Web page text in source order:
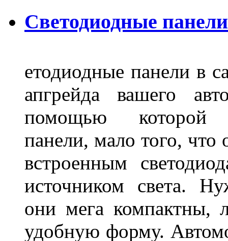
Светодиодные
етодиодные панели в
апгрейда вашего
помощью
панели, мало того, что
встроенным
источником света.
они мега компактны,
удобную форму.